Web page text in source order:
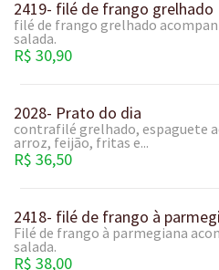
filé de frango grelhado
salada.
R$ 30,90
2028- Prato do dia
contrafilé grelhado, espaguete
arroz, feijão, fritas e...
R$ 36,50
2418- filé de frango à
Filé de frango à parmegiana
salada.
R$ 38,00